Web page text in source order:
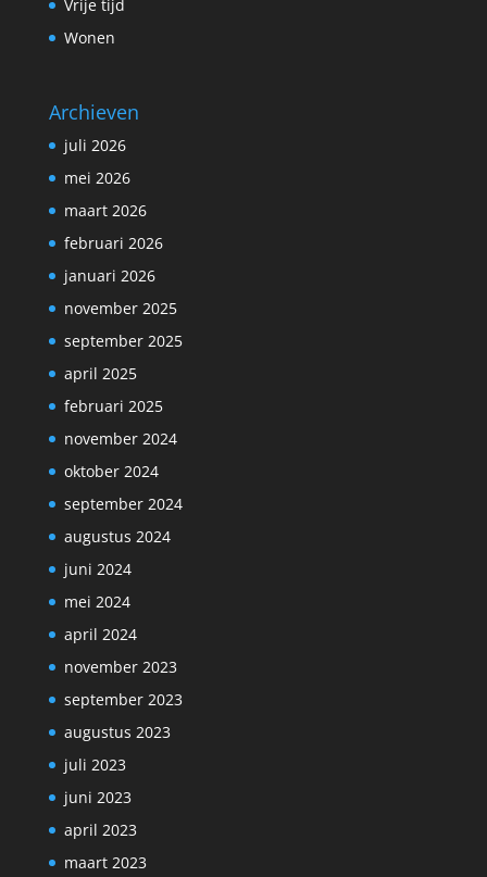
Vrije tijd
Wonen
Archieven
juli 2026
mei 2026
maart 2026
februari 2026
januari 2026
november 2025
september 2025
april 2025
februari 2025
november 2024
oktober 2024
september 2024
augustus 2024
juni 2024
mei 2024
april 2024
november 2023
september 2023
augustus 2023
juli 2023
juni 2023
april 2023
maart 2023